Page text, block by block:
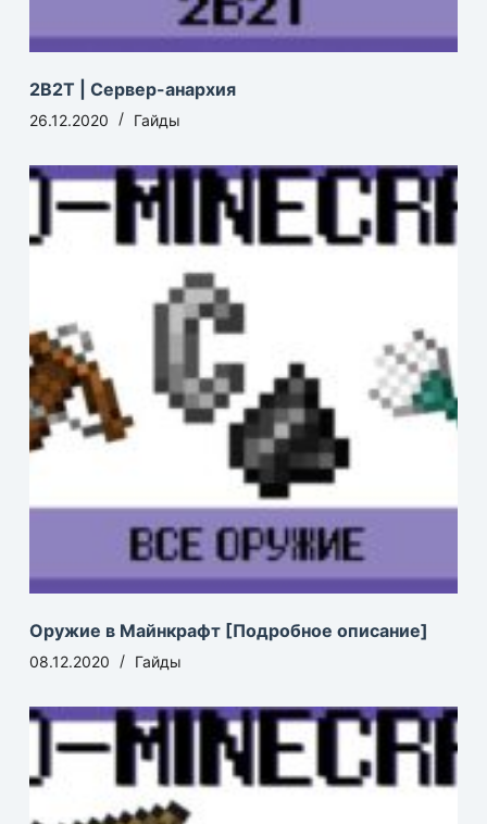
2B2T | Сервер-анархия
26.12.2020 Гайды
Оружие в Майнкрафт [Подробное описание]
08.12.2020 Гайды